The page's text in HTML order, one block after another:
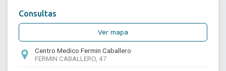
Consultas
Ver mapa
Centro Medico Fermin Caballero
FERMIN CABALLERO, 47